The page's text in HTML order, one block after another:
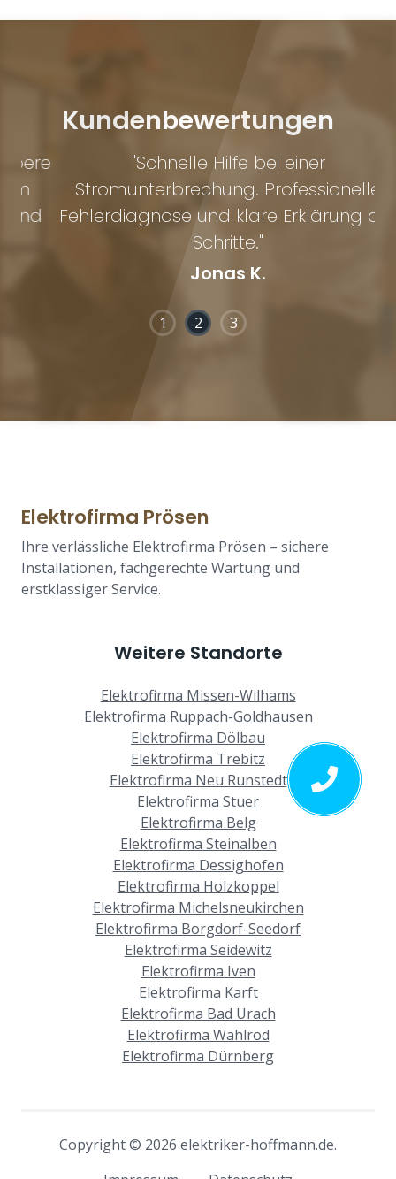
Kundenbewertungen
"Schnelle Hilfe bei einer
Stromunterbrechung. Professionelle
Fehlerdiagnose und klare Erklärung der
Schritte."
Jonas K.
1 2 3
Elektrofirma Prösen
Ihre verlässliche Elektrofirma Prösen – sichere
Installationen, fachgerechte Wartung und
erstklassiger Service.
Weitere Standorte
Elektrofirma Missen-Wilhams
Elektrofirma Ruppach-Goldhausen
Elektrofirma Dölbau
Elektrofirma Trebitz
Elektrofirma Neu Runstedt
Elektrofirma Stuer
Elektrofirma Belg
Elektrofirma Steinalben
Elektrofirma Dessighofen
Elektrofirma Holzkoppel
Elektrofirma Michelsneukirchen
Elektrofirma Borgdorf-Seedorf
Elektrofirma Seidewitz
Elektrofirma Iven
Elektrofirma Karft
Elektrofirma Bad Urach
Elektrofirma Wahlrod
Elektrofirma Dürnberg
Copyright © 2026 elektriker-hoffmann.de.